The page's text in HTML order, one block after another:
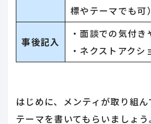
標やテーマでも可）
事後記入
・面談での気付き
・ネクストアクシ
はじめに、メンティが取り組
テーマを書いてもらいましょ